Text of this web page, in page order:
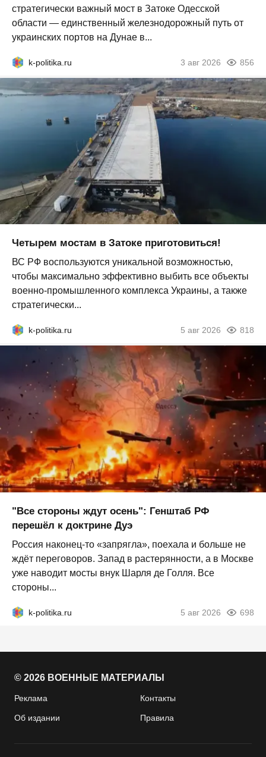
стратегически важный мост в Затоке Одесской
области — единственный железнодорожный путь от
украинских портов на Дунае в...
k-politika.ru 3 авг 2026 856
Четырем мостам в Затоке приготовиться!
ВС РФ воспользуются уникальной возможностью,
чтобы максимально эффективно выбить все объекты
военно-промышленного комплекса Украины, а также
стратегически...
k-politika.ru 5 авг 2026 818
"Все стороны ждут осень": Генштаб РФ
перешёл к доктрине Дуэ
Россия наконец-то «запрягла», поехала и больше не
ждёт переговоров. Запад в растерянности, а в Москве
уже наводит мосты внук Шарля де Голля. Все
стороны...
k-politika.ru 5 авг 2026 698
© 2026 ВОЕННЫЕ МАТЕРИАЛЫ
Реклама Контакты
Об издании Правила